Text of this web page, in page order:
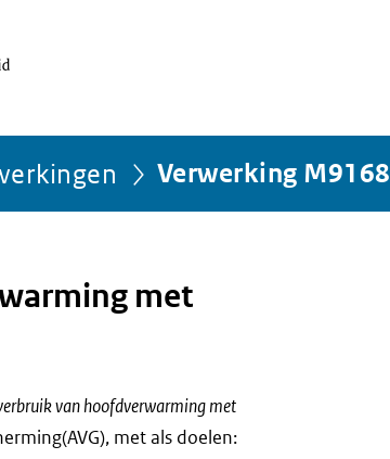
Verwerking M9168
Zoek
in
het
met
van hoofdverwarming met
met als doelen: